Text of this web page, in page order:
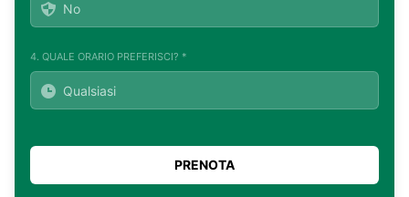
4. QUALE ORARIO PREFERISCI? *